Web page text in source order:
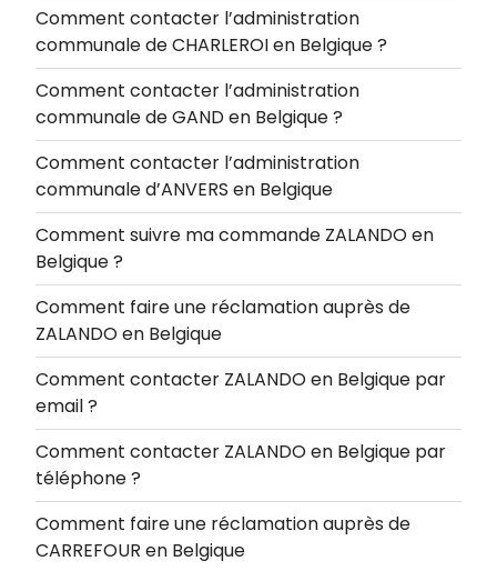
Comment contacter l’administration
communale de CHARLEROI en Belgique ?
Comment contacter l’administration
communale de GAND en Belgique ?
Comment contacter l’administration
communale d’ANVERS en Belgique
Comment suivre ma commande ZALANDO en
Belgique ?
Comment faire une réclamation auprès de
ZALANDO en Belgique
Comment contacter ZALANDO en Belgique par
email ?
Comment contacter ZALANDO en Belgique par
téléphone ?
Comment faire une réclamation auprès de
CARREFOUR en Belgique